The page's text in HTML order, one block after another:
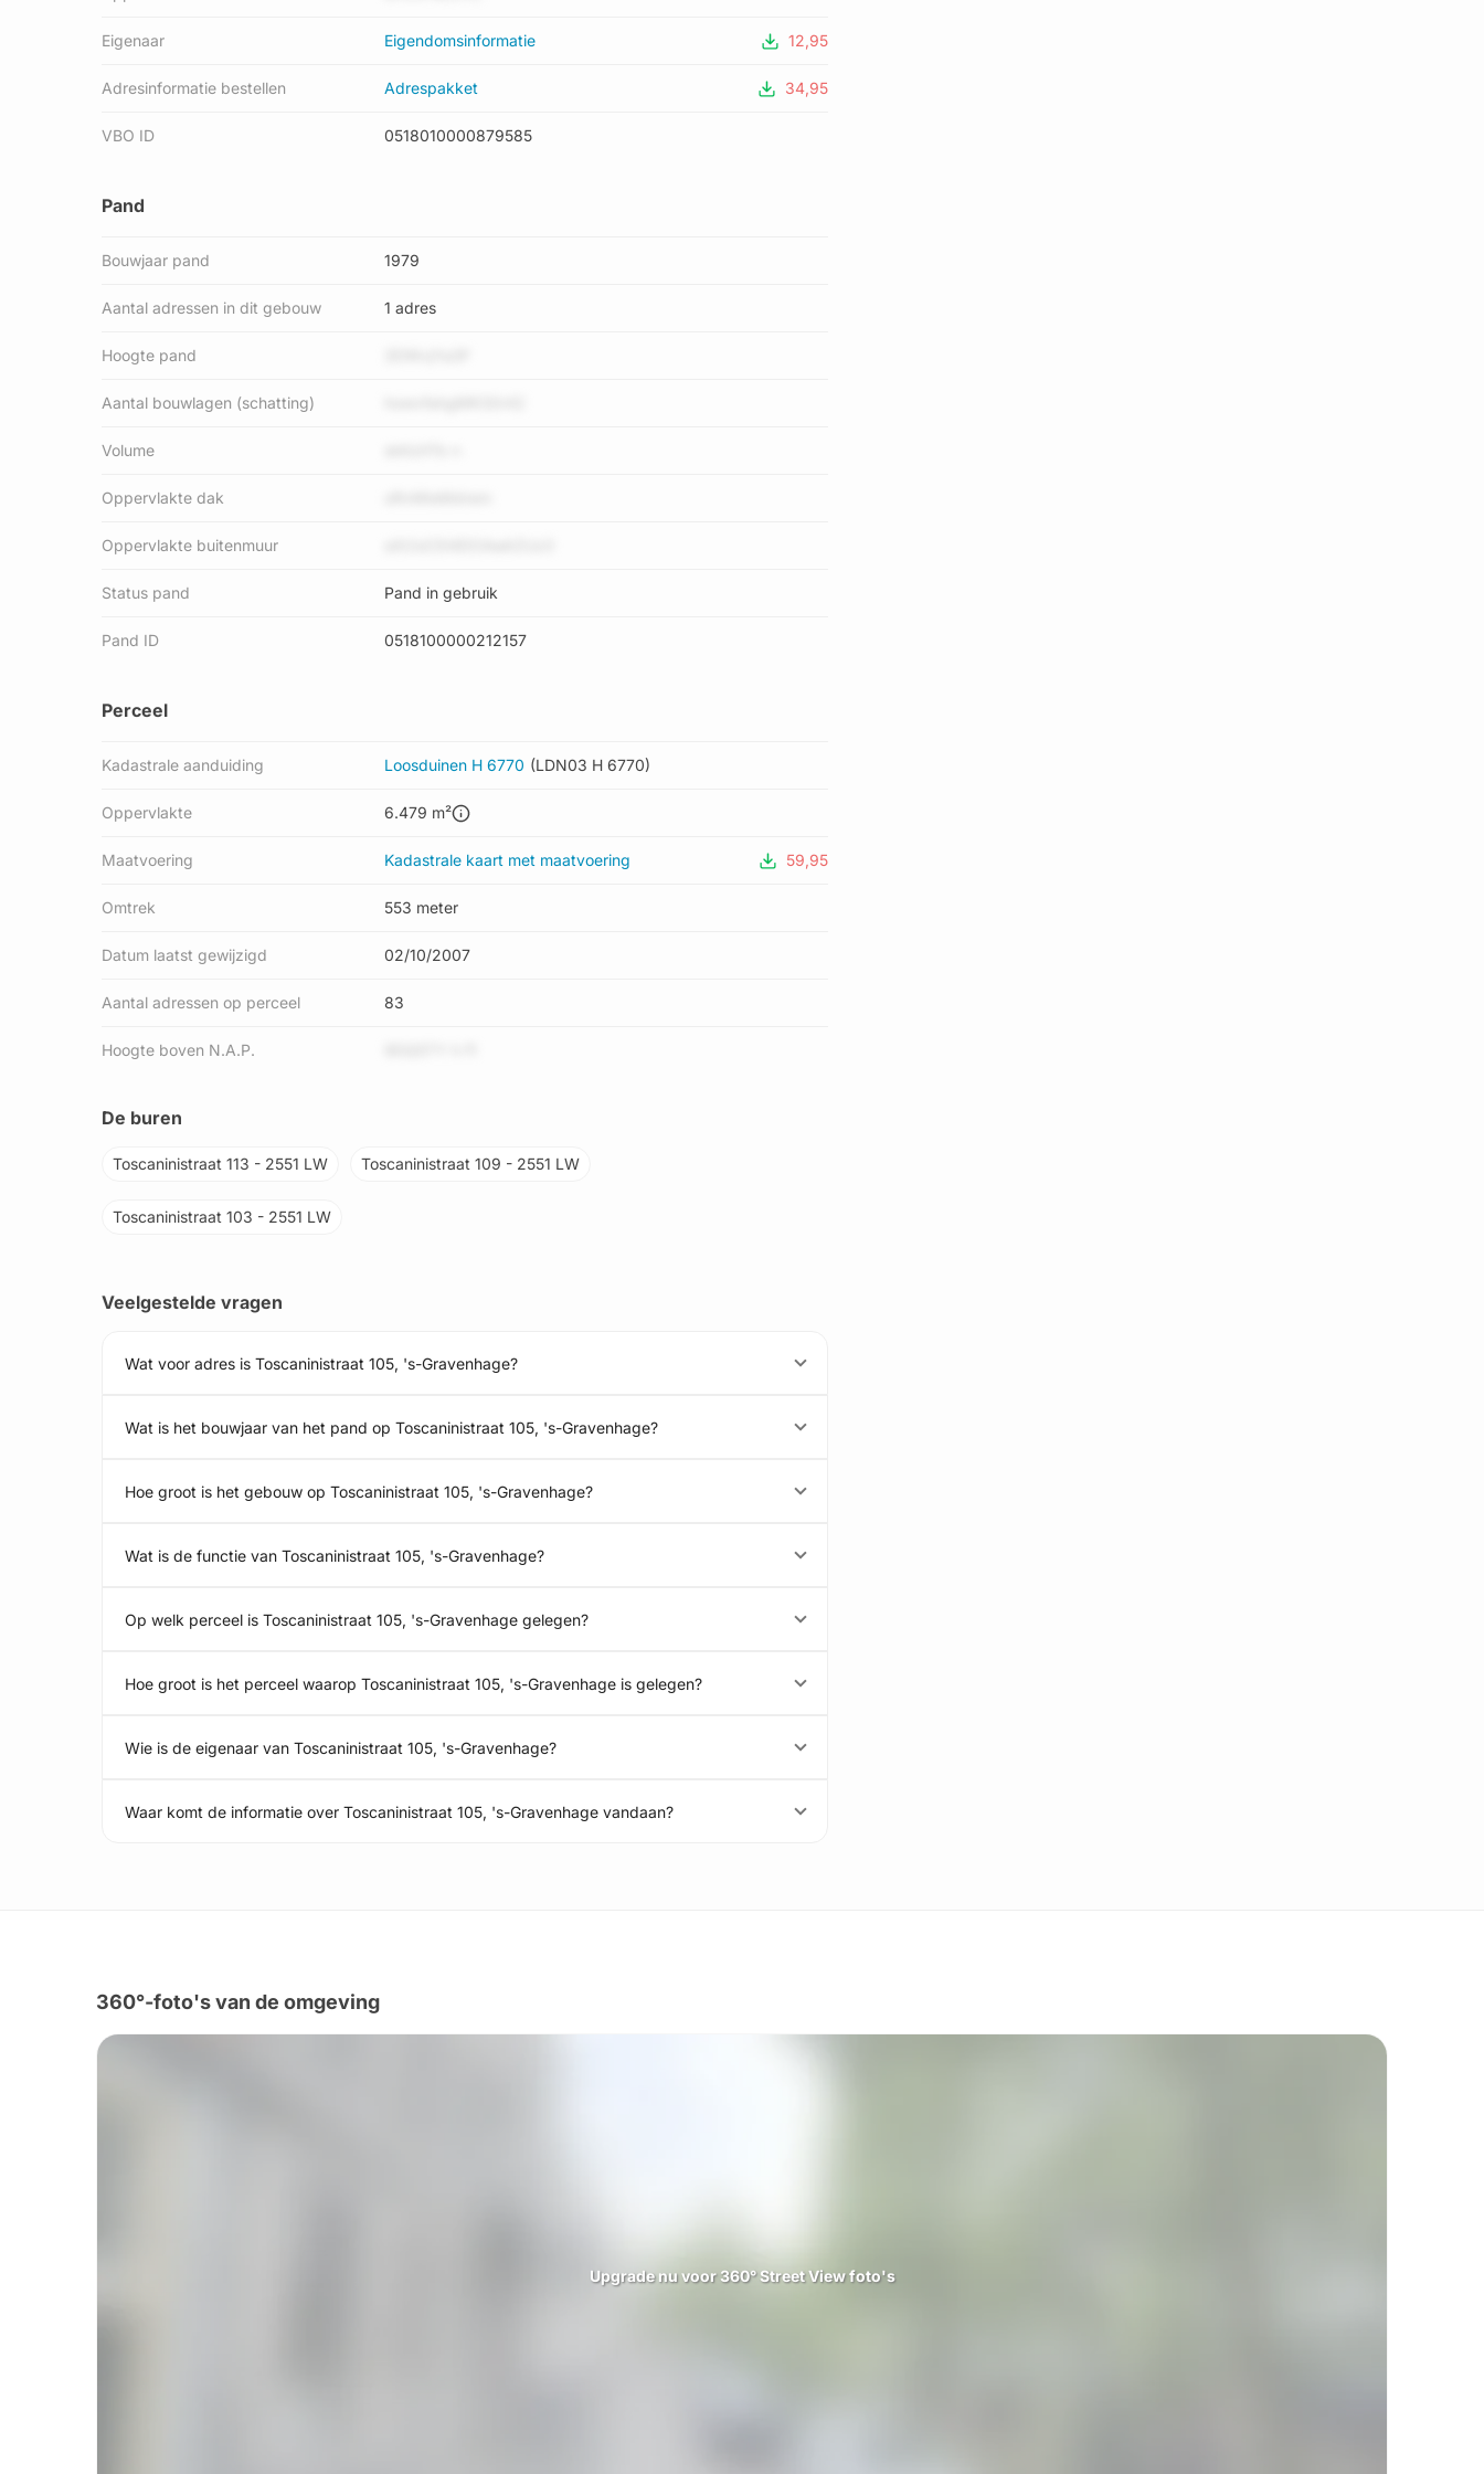
Eigenaar Eigendomsinformatie 12,95
Adresinformatie bestellen Adrespakket 34,95
VBO ID 0518010000879585
Pand
Bouwjaar pand 1979
Aantal adressen in dit gebouw 1 adres
Hoogte pand
Aantal bouwlagen (schatting)
Volume
Oppervlakte dak
Oppervlakte buitenmuur
Status pand Pand in gebruik
Pand ID 0518100000212157
Perceel
Kadastrale aanduiding Loosduinen H 6770 (LDN03 H 6770)
Oppervlakte 6.479 m²
Maatvoering Kadastrale kaart met maatvoering 59,95
Omtrek 553 meter
Datum laatst gewijzigd 02/10/2007
Aantal adressen op perceel 83
Hoogte boven N.A.P.
De buren
Toscaninistraat 113 - 2551 LW Toscaninistraat 109 - 2551 LW
Toscaninistraat 103 - 2551 LW
Veelgestelde vragen
Wat voor adres is Toscaninistraat 105, 's-Gravenhage?
Wat is het bouwjaar van het pand op Toscaninistraat 105, 's-Gravenhage?
Hoe groot is het gebouw op Toscaninistraat 105, 's-Gravenhage?
Wat is de functie van Toscaninistraat 105, 's-Gravenhage?
Op welk perceel is Toscaninistraat 105, 's-Gravenhage gelegen?
Hoe groot is het perceel waarop Toscaninistraat 105, 's-Gravenhage is gelegen?
Wie is de eigenaar van Toscaninistraat 105, 's-Gravenhage?
Waar komt de informatie over Toscaninistraat 105, 's-Gravenhage vandaan?
360°-foto's van de omgeving
Upgrade nu voor 360° Street View foto's